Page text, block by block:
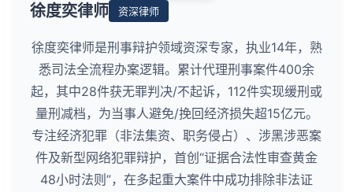
徐度奕律师 资深律师
徐度奕律师是刑事辩护领域资深专家，执业14年，熟
悉司法全流程办案逻辑。累计代理刑事案件400余
起，其中28件获无罪判决/不起诉，112件实现缓刑或
量刑减档，为当事人避免/挽回经济损失超15亿元。
专注经济犯罪（非法集资、职务侵占）、涉黑涉恶案
件及新型网络犯罪辩护，首创“证据合法性审查黄金
48小时法则”，在多起重大案件中成功排除非法证